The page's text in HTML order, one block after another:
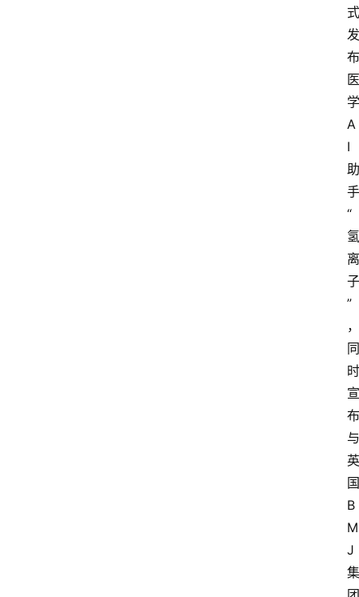
式
发
布
医
学
A
I
助
手
“
氢
离
子
”
，
同
时
宣
布
与
英
国
B
M
J
集